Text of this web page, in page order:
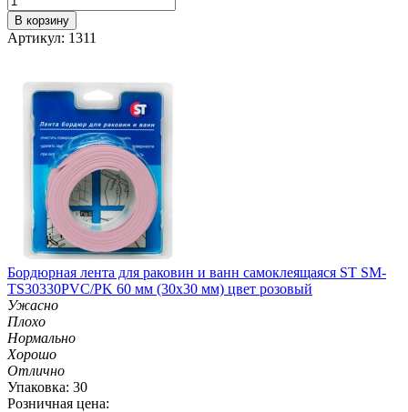
В корзину
Артикул: 1311
Бордюрная лента для раковин и ванн самоклеящаяся ST SM-
TS30330PVC/PK 60 мм (30х30 мм) цвет розовый
Ужасно
Плохо
Нормально
Хорошо
Отлично
Упаковка: 30
Розничная цена: